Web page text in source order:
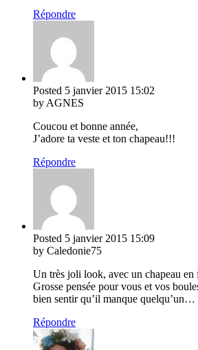
Répondre
Posted 5 janvier 2015 15:02
by AGNES
Coucou et bonne année,
J’adore ta veste et ton chapeau!!!
Répondre
Posted 5 janvier 2015 15:09
by Caledonie75
Un très joli look, avec un chapeau
Grosse pensée pour vous et vos
bien sentir qu’il manque quelqu’un…
Répondre